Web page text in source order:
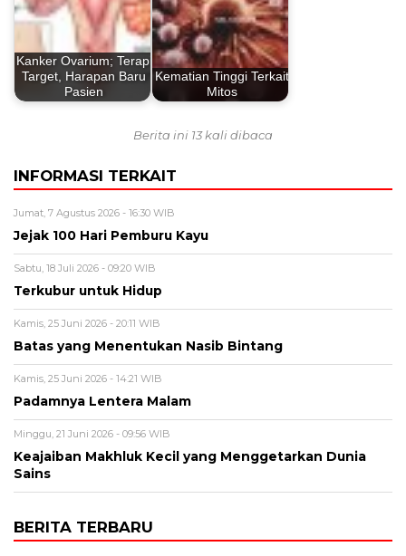
Kanker Ovarium; Terapi
Target, Harapan Baru
Pasien
Kematian Tinggi Terkait
Mitos
Berita ini 13 kali dibaca
INFORMASI TERKAIT
Jumat, 7 Agustus 2026 - 16:30 WIB
Jejak 100 Hari Pemburu Kayu
Sabtu, 18 Juli 2026 - 09:20 WIB
Terkubur untuk Hidup
Kamis, 25 Juni 2026 - 20:11 WIB
Batas yang Menentukan Nasib Bintang
Kamis, 25 Juni 2026 - 14:21 WIB
Padamnya Lentera Malam
Minggu, 21 Juni 2026 - 09:56 WIB
Keajaiban Makhluk Kecil yang Menggetarkan Dunia
Sains
BERITA TERBARU